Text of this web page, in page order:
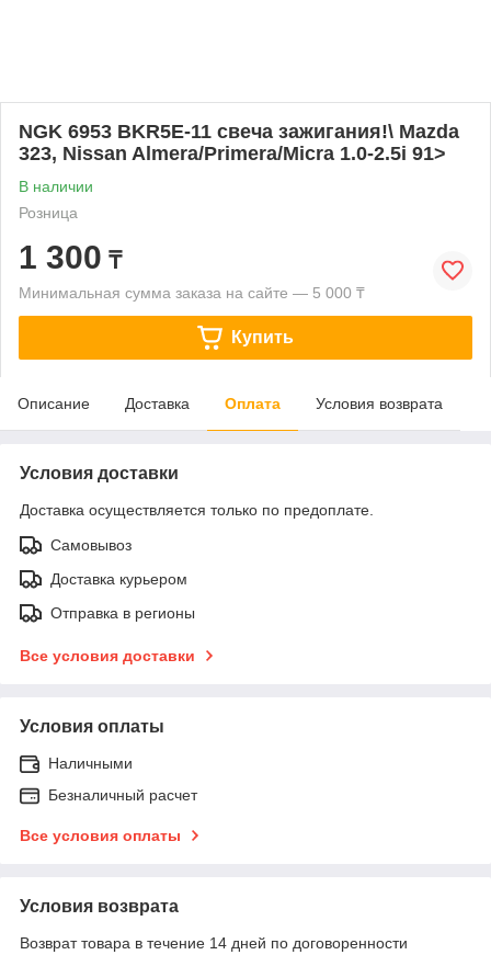
NGK 6953 BKR5E-11 свеча зажигания!\ Mazda
323, Nissan Almera/Primera/Micra 1.0-2.5i 91>
В наличии
Розница
1 300 ₸
Минимальная сумма заказа на сайте — 5 000 ₸
Купить
Описание Доставка Оплата Условия возврата
Условия доставки
Доставка осуществляется только по предоплате.
Самовывоз
Доставка курьером
Отправка в регионы
Все условия доставки
Условия оплаты
Наличными
Безналичный расчет
Все условия оплаты
Условия возврата
Возврат товара в течение 14 дней по договоренности